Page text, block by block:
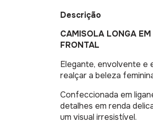
Descrição
CAMISOLA LONGA
FRONTAL
Elegante, envolvente e
realçar a beleza
Confeccionada em
detalhes em renda
um visual irresistível.